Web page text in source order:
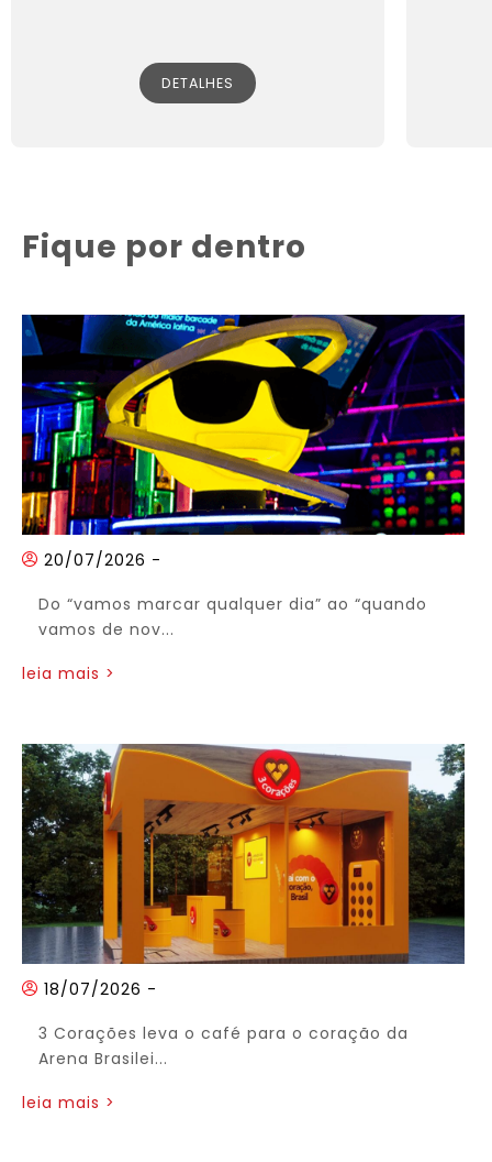
DETALHES
Fique por dentro
20/07/2026 -
Do “vamos marcar qualquer dia” ao “quando
vamos de nov...
leia mais >
18/07/2026 -
3 Corações leva o café para o coração da
Arena Brasilei...
leia mais >